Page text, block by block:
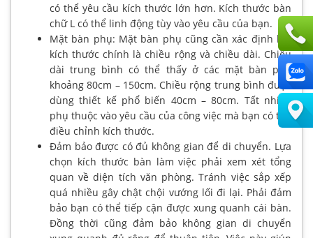
có thể yêu cầu kích thước lớn hơn. Kích thước bàn
chữ L có thể linh động tùy vào yêu cầu của bạn.
Mặt bàn phụ: Mặt bàn phụ cũng cần xác định hai
kích thước chính là chiều rộng và chiều dài. Chiều
dài trung bình có thể thấy ở các mặt bàn phụ
khoảng 80cm – 150cm. Chiều rộng trung bình được
dùng thiết kế phổ biến 40cm – 80cm. Tất nhiên
phụ thuộc vào yêu cầu của công việc mà bạn có thể
điều chỉnh kích thước.
Đảm bảo được có đủ không gian để di chuyển. Lựa
chọn kích thước bàn làm việc phải xem xét tổng
quan về diện tích văn phòng. Tránh việc sắp xếp
quá nhiều gây chật chội vướng lối đi lại. Phải đảm
bảo bạn có thể tiếp cận được xung quanh cái bàn.
Đồng thời cũng đảm bảo không gian di chuyển